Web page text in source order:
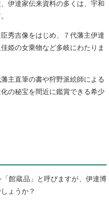
伊達家伝来資料の多くは、宇和
秀吉像をはじめ、７代藩主伊達
姫の女乗物など多岐にわたりま
主直筆の書や狩野派絵師による
の秘宝を間近に鑑賞できる希少
館蔵品」と呼びますが、伊達博
ょうか？